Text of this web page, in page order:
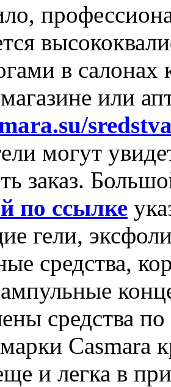
в салонах
или
могут
заказ.
по ссылке
гели,
средства,
ампульные
средства
Casmara
и легка в